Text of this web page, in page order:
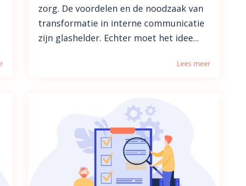
zorg. De voordelen en de noodzaak van
transformatie in interne communicatie
zijn glashelder. Echter moet het idee...
Lees meer